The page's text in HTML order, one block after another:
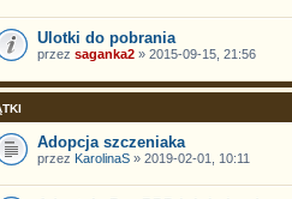
Ulotki do pobrania
przez saganka2» 2015-09-15, 21:56
Adopcja szczeniaka
przez KarolinaS» 2019-02-01, 10:11